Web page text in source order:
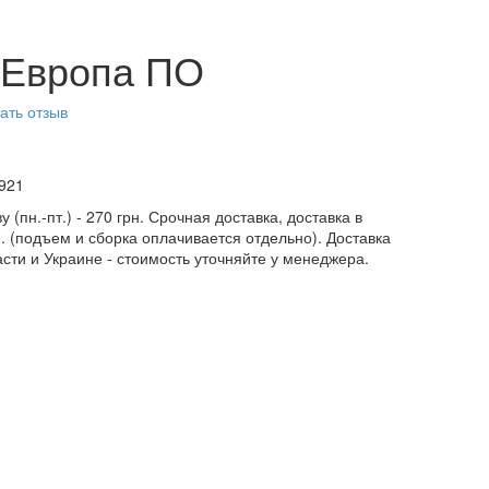
ПО
отзыв
(пн.-пт.) - 270 грн. Срочная доставка, доставка в
(подъем и сборка оплачивается отдельно). Доставка
и Украине - стоимость уточняйте у менеджера.